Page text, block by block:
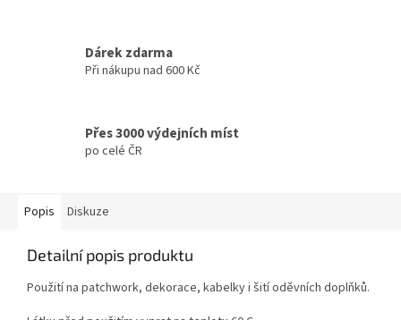
Dárek zdarma
Při nákupu nad 600 Kč
Přes 3000 výdejních míst
po celé ČR
Popis Diskuze
Detailní popis produktu
Použití na patchwork, dekorace, kabelky i šití oděvních doplňků.